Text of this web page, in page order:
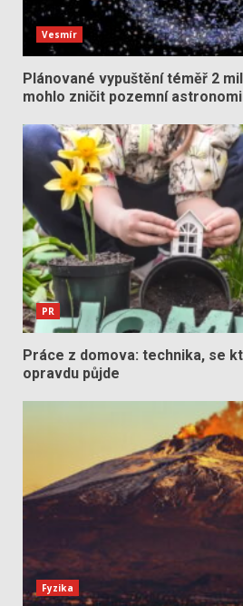
Vesmír
Plánované vypuštění téměř 2
mohlo zničit pozemní
PR
Práce z domova: technika, se
opravdu půjde
Fyzika